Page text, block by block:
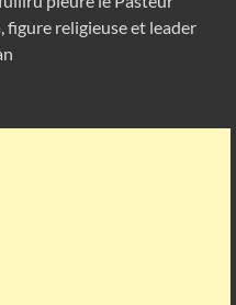
religieuse et leader